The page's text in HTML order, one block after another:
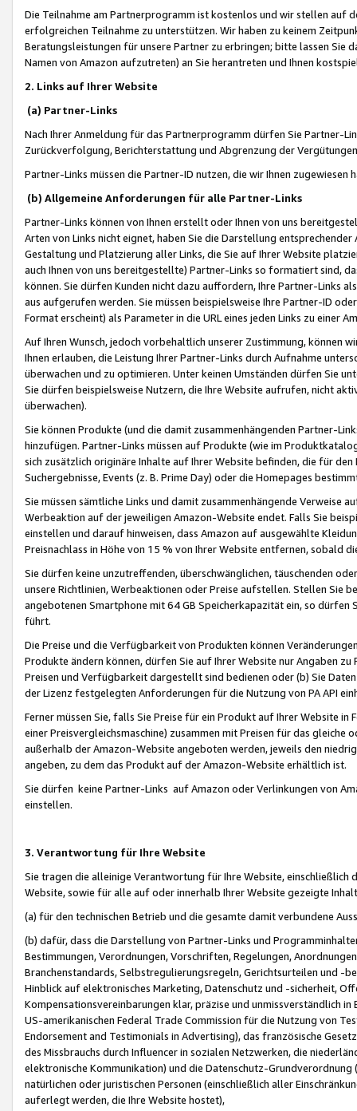
Die Teilnahme am Partnerprogramm ist kostenlos und wir stellen auf
erfolgreichen Teilnahme zu unterstützen. Wir haben zu keinem
Beratungsleistungen für unsere Partner zu erbringen; bitte lassen Sie
Namen von Amazon aufzutreten) an Sie herantreten und Ihnen
2. Links auf Ihrer Website
(a) Partner-Links
Nach Ihrer Anmeldung für das Partnerprogramm dürfen Sie Partner-
Zurückverfolgung, Berichterstattung und Abgrenzung der
Partner-Links müssen die Partner-ID nutzen, die wir Ihnen zugewiesen
(b) Allgemeine Anforderungen für alle Partner-Links
Partner-Links können von Ihnen erstellt oder Ihnen von uns
Arten von Links nicht eignet, haben Sie die Darstellung
Gestaltung und Platzierung aller Links, die Sie auf Ihrer Website
auch Ihnen von uns bereitgestellte) Partner-Links so formatiert sind,
können. Sie dürfen Kunden nicht dazu auffordern, Ihre Partner-Links
aus aufgerufen werden. Sie müssen beispielsweise Ihre Partner-ID
Format erscheint) als Parameter in die URL eines jeden Links zu einer
Auf Ihren Wunsch, jedoch vorbehaltlich unserer Zustimmung, können
Ihnen erlauben, die Leistung Ihrer Partner-Links durch Aufnahme
überwachen und zu optimieren. Unter keinen Umständen dürfen Sie
Sie dürfen beispielsweise Nutzern, die Ihre Website aufrufen, nicht
überwachen).
Sie können Produkte (und die damit zusammenhängenden Partner-
hinzufügen. Partner-Links müssen auf Produkte (wie im
sich zusätzlich originäre Inhalte auf Ihrer Website befinden, die für
Suchergebnisse, Events (z. B. Prime Day) oder die Homepages
Sie müssen sämtliche Links und damit zusammenhängende
Werbeaktion auf der jeweiligen Amazon-Website endet. Falls Sie
einstellen und darauf hinweisen, dass Amazon auf ausgewählte
Preisnachlass in Höhe von 15 % von Ihrer Website entfernen, sobald
Sie dürfen keine unzutreffenden, überschwänglichen, täuschenden
unsere Richtlinien, Werbeaktionen oder Preise aufstellen. Stellen Sie
angebotenen Smartphone mit 64 GB Speicherkapazität ein, so dürfen
führt.
Die Preise und die Verfügbarkeit von Produkten können
Produkte ändern können, dürfen Sie auf Ihrer Website nur Angaben
Preisen und Verfügbarkeit dargestellt sind bedienen oder (b) Sie
der Lizenz festgelegten Anforderungen für die Nutzung von PA API
Ferner müssen Sie, falls Sie Preise für ein Produkt auf Ihrer Website
einer Preisvergleichsmaschine) zusammen mit Preisen für das
außerhalb der Amazon-Website angeboten werden, jeweils den
angeben, zu dem das Produkt auf der Amazon-Website erhältlich ist.
Sie dürfen keine Partner-Links auf Amazon oder Verlinkungen von
einstellen.
3. Verantwortung für Ihre Website
Sie tragen die alleinige Verantwortung für Ihre Website,
Website, sowie für alle auf oder innerhalb Ihrer Website gezeigte
(a) für den technischen Betrieb und die gesamte damit verbundene
(b) dafür, dass die Darstellung von Partner-Links und
Bestimmungen, Verordnungen, Vorschriften, Regelungen,
Branchenstandards, Selbstregulierungsregeln, Gerichtsurteilen und -
Hinblick auf elektronisches Marketing, Datenschutz und -sicherheit,
Kompensationsvereinbarungen klar, präzise und unmissverständlich
US-amerikanischen Federal Trade Commission für die Nutzung von
Endorsement and Testimonials in Advertising), das französische
des Missbrauchs durch Influencer in sozialen Netzwerken, die
elektronische Kommunikation) und die Datenschutz-
natürlichen oder juristischen Personen (einschließlich aller
auferlegt werden, die Ihre Website hostet),